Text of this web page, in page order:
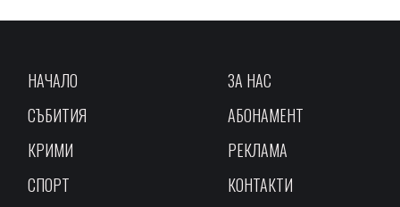
НАЧАЛО
СЪБИТИЯ
КРИМИ
СПОРТ
ЗА НАС
АБОНАМЕНТ
РЕКЛАМА
КОНТАКТИ